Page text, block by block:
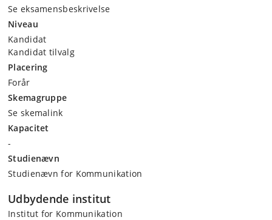
Se eksamensbeskrivelse
Niveau
Kandidat
Kandidat tilvalg
Placering
Forår
Skemagruppe
Se skemalink
Kapacitet
-
Studienævn
Studienævn for Kommunikation
Udbydende institut
Institut for Kommunikation